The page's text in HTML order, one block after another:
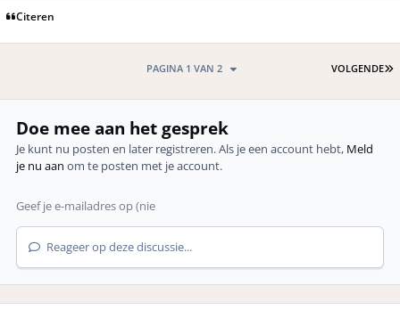
Citeren
VOLGENDE
PAGINA 1 VAN 2
Doe mee aan het gesprek
Je kunt nu posten en later registreren. Als je een account hebt, Meld
je nu aan om te posten met je account.
Reageer op deze discussie...